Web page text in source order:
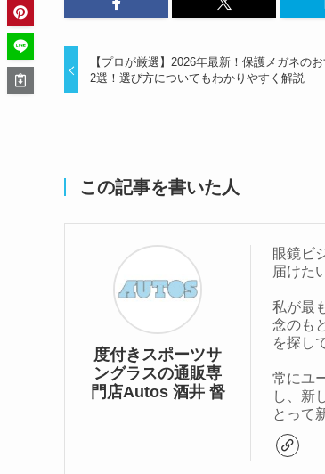
【プロが厳選】2026年最新！保護メガネの
2選！選び方についてもわかりやすく解説
この記事を書いた人
度付きスポーツサ
ングラスの通販専
門店Autos 酒井 督
眼鏡ビ
届けた
私が最
念のも
を探し
常にユ
し、新
とって